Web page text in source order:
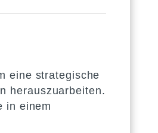
eine strategische
herauszuarbeiten.
in einem